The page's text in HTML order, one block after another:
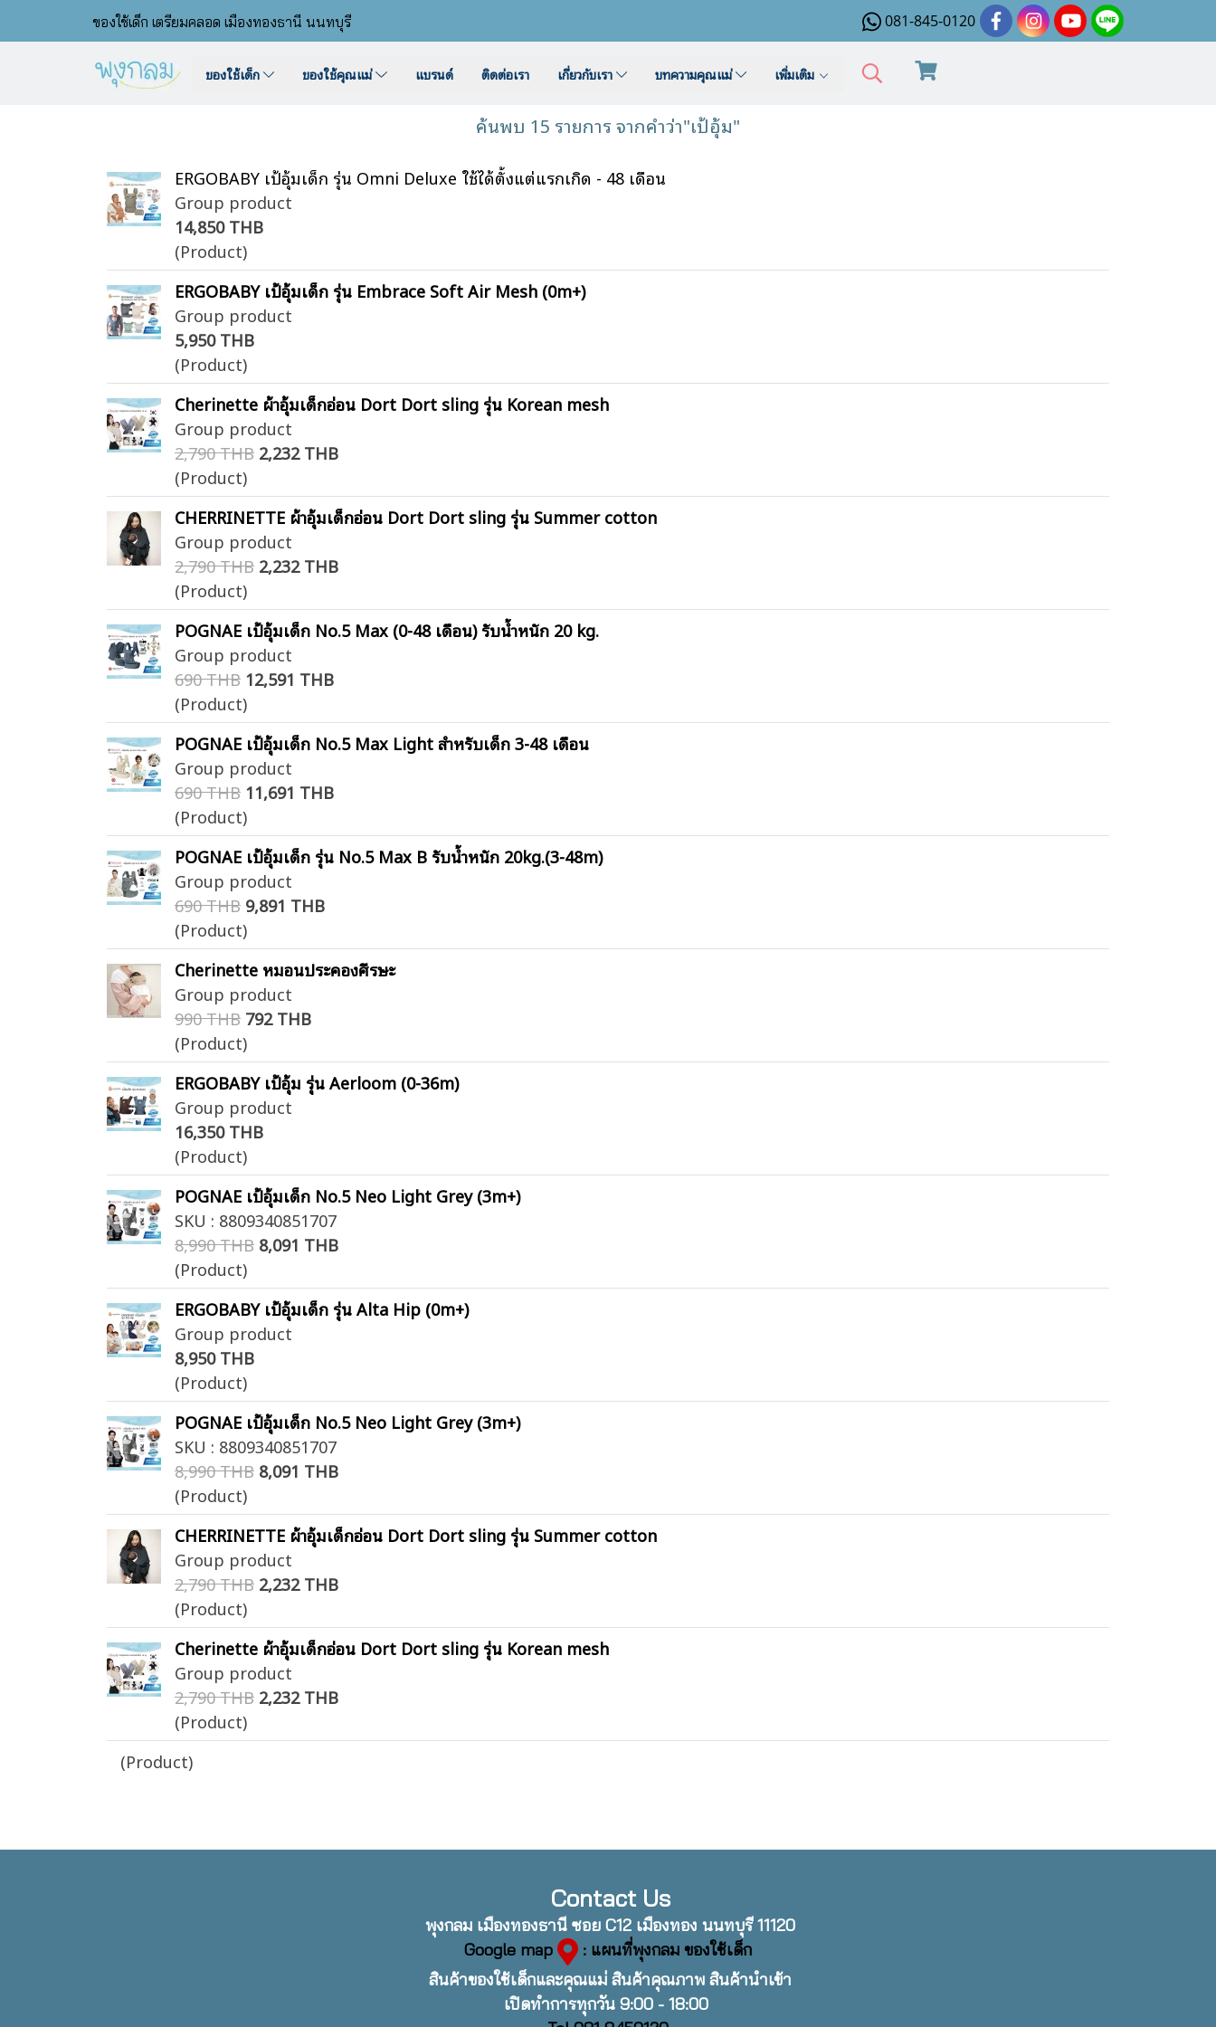
ของใช้เด็ก เตรียมคลอด เมืองทองธานี นนทบุรี 081-845-0120
ของใช้เด็ก ของใช้คุณแม่ แบรนด์ ติดต่อเรา เกี่ยวกับเรา บทความคุณแม่ เพิ่มเติม
ค้นพบ 15 รายการ จากคำว่า"เป้อุ้ม"
ERGOBABY เป้อุ้มเด็ก รุ่น Omni Deluxe ใช้ได้ตั้งแต่แรกเกิด - 48 เดือน
Group product
14,850 THB
(Product)
ERGOBABY เป้อุ้มเด็ก รุ่น Embrace Soft Air Mesh (0m+)
Group product
5,950 THB
(Product)
Cherinette ผ้าอุ้มเด็กอ่อน Dort Dort sling รุ่น Korean mesh
Group product
2,790 THB 2,232 THB
(Product)
CHERRINETTE ผ้าอุ้มเด็กอ่อน Dort Dort sling รุ่น Summer cotton
Group product
2,790 THB 2,232 THB
(Product)
POGNAE เป้อุ้มเด็ก No.5 Max (0-48 เดือน) รับน้ำหนัก 20 kg.
Group product
690 THB 12,591 THB
(Product)
POGNAE เป้อุ้มเด็ก No.5 Max Light สำหรับเด็ก 3-48 เดือน
Group product
690 THB 11,691 THB
(Product)
POGNAE เป้อุ้มเด็ก รุ่น No.5 Max B รับน้ำหนัก 20kg.(3-48m)
Group product
690 THB 9,891 THB
(Product)
Cherinette หมอนประคองศีรษะ
Group product
990 THB 792 THB
(Product)
ERGOBABY เป้อุ้ม รุ่น Aerloom (0-36m)
Group product
16,350 THB
(Product)
POGNAE เป้อุ้มเด็ก No.5 Neo Light Grey (3m+)
SKU : 8809340851707
8,990 THB 8,091 THB
(Product)
ERGOBABY เป้อุ้มเด็ก รุ่น Alta Hip (0m+)
Group product
8,950 THB
(Product)
POGNAE เป้อุ้มเด็ก No.5 Neo Light Grey (3m+)
SKU : 8809340851707
8,990 THB 8,091 THB
(Product)
CHERRINETTE ผ้าอุ้มเด็กอ่อน Dort Dort sling รุ่น Summer cotton
Group product
2,790 THB 2,232 THB
(Product)
Cherinette ผ้าอุ้มเด็กอ่อน Dort Dort sling รุ่น Korean mesh
Group product
2,790 THB 2,232 THB
(Product)
(Product)
Contact Us
พุงกลม เมืองทองธานี ซอย C12 เมืองทอง นนทบุรี 11120
Google map
: แผนที่พุงกลม ของใช้เด็ก
สินค้าของใช้เด็กและคุณแม่ สินค้าคุณภาพ สินค้านำเข้า
เปิดทำการทุกวัน 9:00 - 18:00